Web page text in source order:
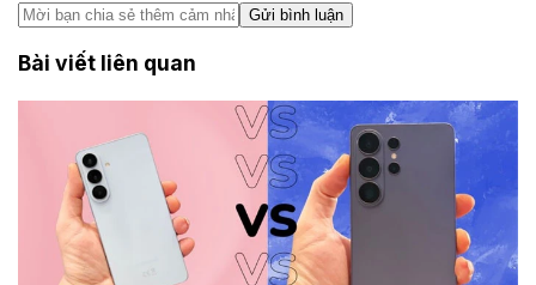
Gửi bình luận
Bài viết liên quan